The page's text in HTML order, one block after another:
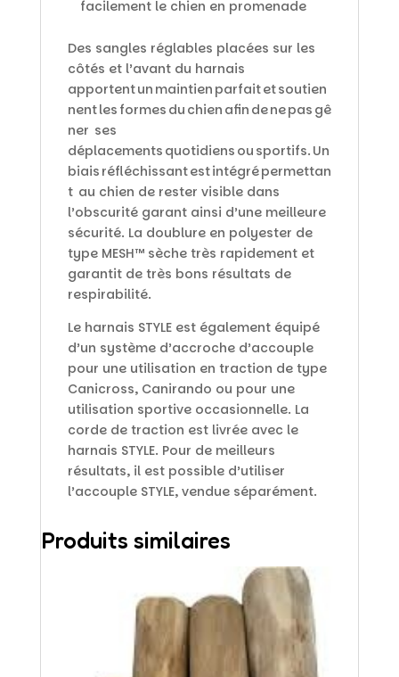
facilement le chien en promenade
Des sangles réglables placées sur les
côtés et l’avant du harnais
apportent un maintien parfait et soutien
nent les formes du chien afin de ne pas gê
ner ses
déplacements quotidiens ou sportifs. Un
biais réfléchissant est intégré permettan
t au chien de rester visible dans
l’obscurité garant ainsi d’une meilleure
sécurité. La doublure en polyester de
type MESH™ sèche très rapidement et
garantit de très bons résultats de
respirabilité.
Le harnais STYLE est également équipé
d’un système d’accroche d’accouple
pour une utilisation en traction de type
Canicross, Canirando ou pour une
utilisation sportive occasionnelle. La
corde de traction est livrée avec le
harnais STYLE. Pour de meilleurs
résultats, il est possible d’utiliser
l’accouple STYLE, vendue séparément.
Produits similaires